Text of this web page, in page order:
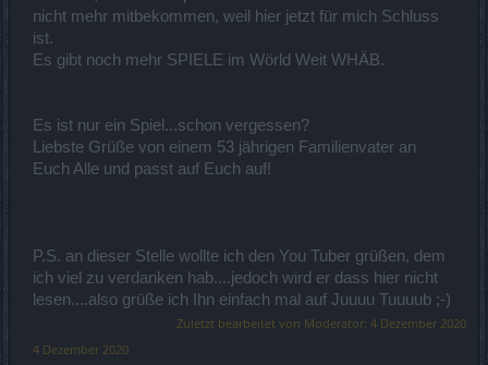
nicht mehr mitbekommen, weil hier jetzt für mich Schluss
ist.
Es gibt noch mehr SPIELE im Wörld Weit WHÄB.
Es ist nur ein Spiel...schon vergessen?
Liebste Grüße von einem 53 jährigen Familienvater an
Euch Alle und passt auf Euch auf!
P.S. an dieser Stelle wollte ich den You Tuber grüßen, dem
ich viel zu verdanken hab....jedoch wird er dass hier nicht
lesen....also grüße ich Ihn einfach mal auf Juuuu Tuuuub ;-)
Zuletzt bearbeitet von Moderator: 4 Dezember 2020
4 Dezember 2020